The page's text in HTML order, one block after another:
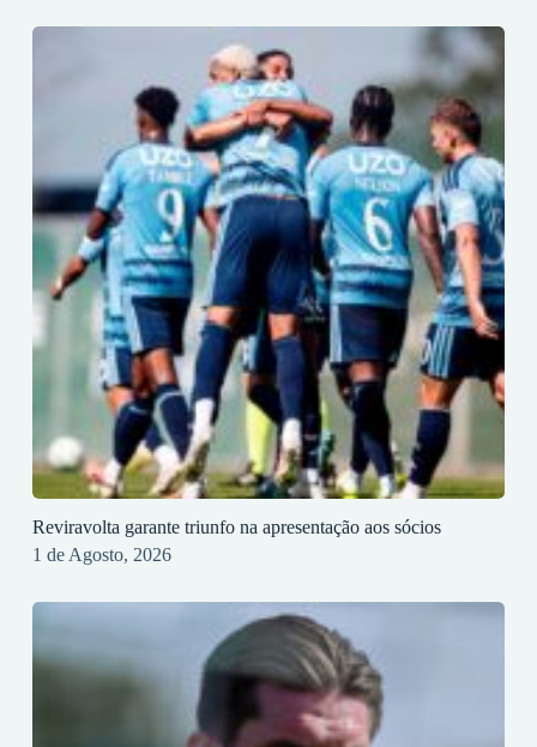
Reviravolta garante triunfo na apresentação aos sócios
1 de Agosto, 2026